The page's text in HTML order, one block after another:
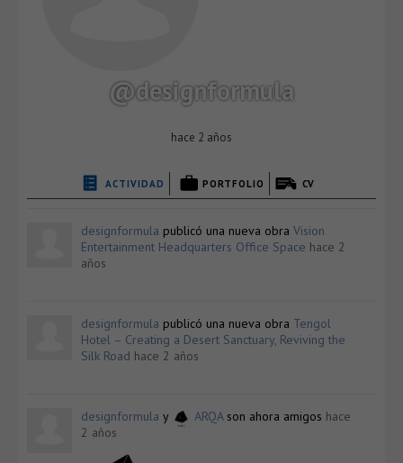
@designformula
hace 2 años
ACTIVIDAD PORTFOLIO CV
designformula publicó una nueva obra Vision
Entertainment Headquarters Office Space hace 2
años
designformula publicó una nueva obra Tengol
Hotel – Creating a Desert Sanctuary, Reviving the
Silk Road hace 2 años
designformula y ARQAson ahora amigos hace
2 años